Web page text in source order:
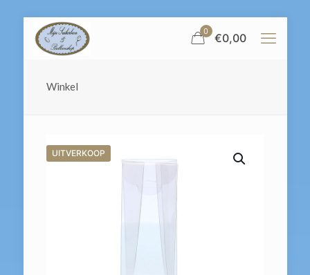
0 €0,00
Winkel
UITVERKOOP